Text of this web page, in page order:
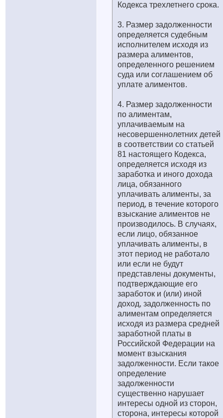
Кодекса трехлетнего срока.
3. Размер задолженности
определяется судебным
исполнителем исходя из
размера алиментов,
определенного решением
суда или соглашением об
уплате алиментов.
4. Размер задолженности
по алиментам,
уплачиваемым на
несовершеннолетних детей
в соответствии со статьей
81 настоящего Кодекса,
определяется исходя из
заработка и иного дохода
лица, обязанного
уплачивать алименты, за
период, в течение которого
взыскание алиментов не
производилось. В случаях,
если лицо, обязанное
уплачивать алименты, в
этот период не работало
или если не будут
представлены документы,
подтверждающие его
заработок и (или) иной
доход, задолженность по
алиментам определяется
исходя из размера средней
заработной платы в
Российской Федерации на
момент взыскания
задолженности. Если такое
определение
задолженности
существенно нарушает
интересы одной из сторон,
сторона, интересы которой